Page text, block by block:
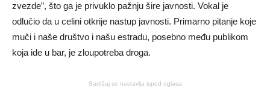
zvezde”, što ga je privuklo pažnju šire javnosti. Vokal je
odlučio da u celini otkrije nastup javnosti. Primarno pitanje koje
muči i naše društvo i našu estradu, posebno među publikom
koja ide u bar, je zloupotreba droga.
Sadržaj se nastavlja ispod oglasa